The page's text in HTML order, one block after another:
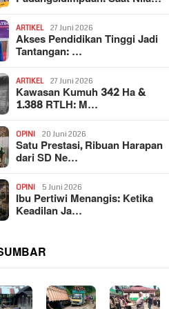
ARTIKEL 27 Juni 2026
Akses Pendidikan Tinggi Jadi
Tantangan: …
ARTIKEL 27 Juni 2026
Kawasan Kumuh 342 Ha &
1.388 RTLH: M…
OPINI 20 Juni 2026
Satu Prestasi, Ribuan Harapan
dari SD Ne…
OPINI 5 Juni 2026
Ibu Pertiwi Menangis: Ketika
Keadilan Ja…